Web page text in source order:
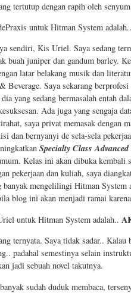
tertutup dengan rapih oleh
untuk Hitman System adalah..
sendiri, Kis Uriel. Saya sedang
buah juniper dan gandum barley.
latar belakang musik dan
Beverage. Saya sekarang
yang sedang bermasalah entah
Ada juga yang sengaja
saya privat memasak dengan
dan bernyanyi de sela-sela
Specialty Class
Kelas ini akan dibuka kembali
pekerjaan dan kuliah, saya
banyak mengelilingi Hitman
blog ini akan menjadi ramai
untuk Hitman System adalah..
ternyata. Saya tidak sadar..
padahal semestinya selain
jadi sebuah novel takutnya.
sudah duduk membaca,